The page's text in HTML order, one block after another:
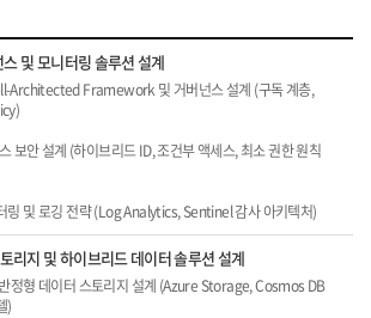
및 모니터링 솔루션 설계
Architected Framework 및 거버넌스 설계 (구독 계층,
보안 설계 (하이브리드 ID, 조건부 액세스, 최소 권한 원칙
링 및 로깅 전략 (Log Analytics, Sentinel 감사 아키텍처)
리지 및 하이브리드 데이터 솔루션 설계
정형 데이터 스토리지 설계 (Azure Storage, Cosmos DB
)